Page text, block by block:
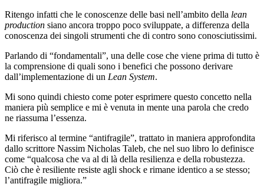
Ritengo infatti che le conoscenze delle basi nell’ambito della lean
production siano ancora troppo poco sviluppate, a differenza della
conoscenza dei singoli strumenti che di contro sono conosciutissimi.
Parlando di “fondamentali”, una delle cose che viene prima di tutto è
la comprensione di quali sono i benefici che possono derivare
dall’implementazione di un Lean System.
Mi sono quindi chiesto come poter esprimere questo concetto nella
maniera più semplice e mi è venuta in mente una parola che credo
ne riassuma l’essenza.
Mi riferisco al termine “antifragile”, trattato in maniera approfondita
dallo scrittore Nassim Nicholas Taleb, che nel suo libro lo definisce
come “qualcosa che va al di là della resilienza e della robustezza.
Ciò che è resiliente resiste agli shock e rimane identico a se stesso;
l’antifragile migliora.”